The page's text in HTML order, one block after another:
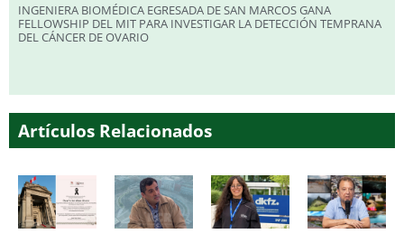
INGENIERA BIOMÉDICA EGRESADA DE SAN MARCOS GANA
FELLOWSHIP DEL MIT PARA INVESTIGAR LA DETECCIÓN TEMPRANA
DEL CÁNCER DE OVARIO
Artículos Relacionados